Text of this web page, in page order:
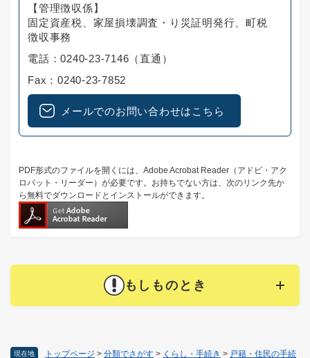
現在地 トップページ > 分類でさがす > くらし・手続き > 戸籍・住民の手続
【管理徴収係】
固定資産税、家屋損壊調査・り災証明発行、町税
徴収事務
電話：0240-23-7146（直通）
Fax：0240-23-7852
メールでのお問い合わせはこちら
PDF形式のファイルを開くには、Adobe Acrobat Reader（アドビ・アク
ロバット・リーダー）が必要です。お持ちでない方は、次のリンク先か
ら無料でダウンロードとインストールができます。
もしものとき